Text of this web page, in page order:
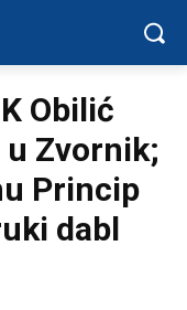
Obilić
Zvornik;
Princip
dabl